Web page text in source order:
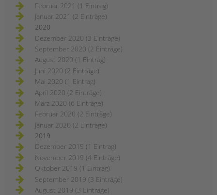
Februar 2021 (1 Eintrag)
Januar 2021 (2 Einträge)
2020
Dezember 2020 (3 Einträge)
September 2020 (2 Einträge)
August 2020 (1 Eintrag)
Juni 2020 (2 Einträge)
Mai 2020 (1 Eintrag)
April 2020 (2 Einträge)
März 2020 (6 Einträge)
Februar 2020 (2 Einträge)
Januar 2020 (2 Einträge)
2019
Dezember 2019 (1 Eintrag)
November 2019 (4 Einträge)
Oktober 2019 (1 Eintrag)
September 2019 (3 Einträge)
August 2019 (3 Einträge)